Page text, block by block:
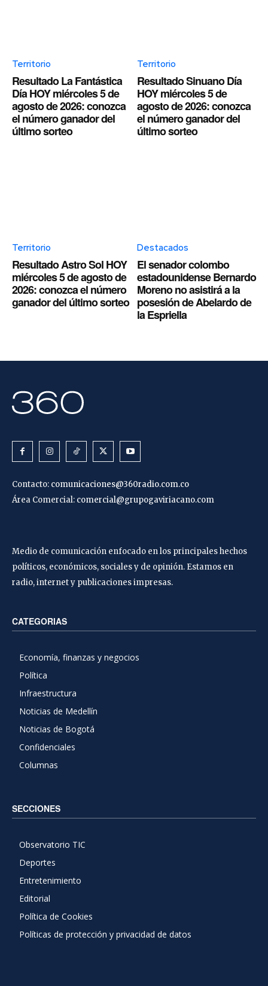
Territorio
Resultado La Fantástica
Día HOY miércoles 5 de
agosto de 2026: conozca
el número ganador del
último sorteo
Territorio
Resultado Sinuano Día
HOY miércoles 5 de
agosto de 2026: conozca
el número ganador del
último sorteo
Territorio
Resultado Astro Sol HOY
miércoles 5 de agosto de
2026: conozca el número
ganador del último sorteo
Destacados
El senador colombo
estadounidense Bernardo
Moreno no asistirá a la
posesión de Abelardo de
la Espriella
Contacto: comunicaciones@360radio.com.co
Área Comercial: comercial@grupogaviriacano.com
Medio de comunicación enfocado en los principales hechos
políticos, económicos, sociales y de opinión. Estamos en
radio, internet y publicaciones impresas.
CATEGORIAS
Economía, finanzas y negocios
Política
Infraestructura
Noticias de Medellín
Noticias de Bogotá
Confidenciales
Columnas
SECCIONES
Observatorio TIC
Deportes
Entretenimiento
Editorial
Política de Cookies
Políticas de protección y privacidad de datos